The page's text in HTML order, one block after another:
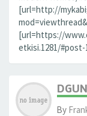
[url=http://
[url=https://
etkisi.1281/
By